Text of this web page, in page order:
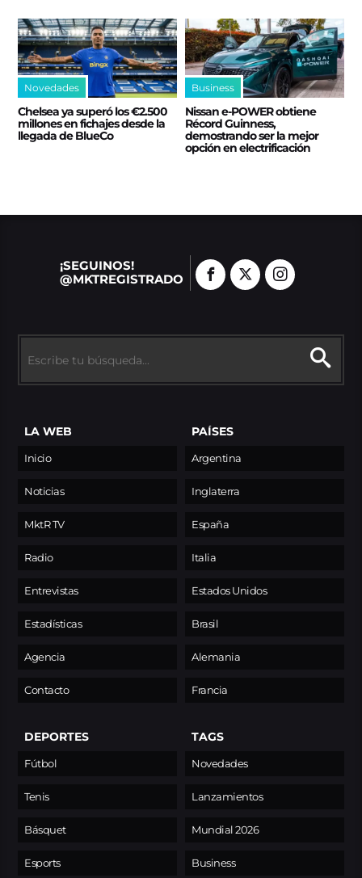
Novedades
Chelsea ya superó los €2.500
millones en fichajes desde la
llegada de BlueCo
Business
Nissan e‑POWER obtiene
Récord Guinness,
demostrando ser la mejor
opción en electrificación
¡SEGUINOS!
@MKTREGISTRADO
LA WEB
Inicio
Noticias
MktR TV
Radio
Entrevistas
Estadísticas
Agencia
Contacto
PAÍSES
Argentina
Inglaterra
España
Italia
Estados Unidos
Brasil
Alemania
Francia
DEPORTES
Fútbol
Tenis
Básquet
Esports
TAGS
Novedades
Lanzamientos
Mundial 2026
Business